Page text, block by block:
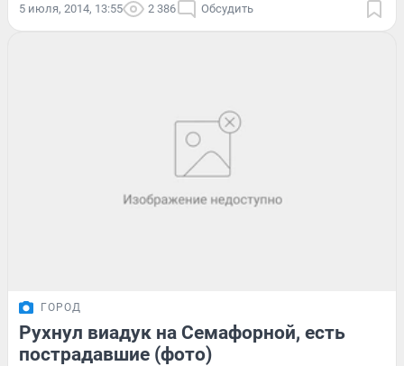
5 июля, 2014, 13:55 2 386 Обсудить
ГОРОД
Рухнул виадук на Семафорной, есть
пострадавшие (фото)